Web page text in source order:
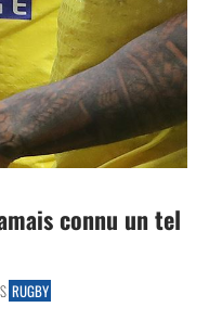
connu un tel
RUGBY